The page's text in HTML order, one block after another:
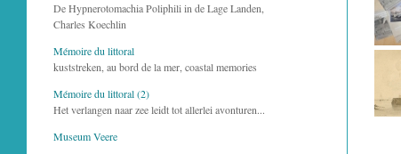
De Hypnerotomachia Poliphili in de Lage Landen,
Charles Koechlin
Mémoire du littoral
kuststreken, au bord de la mer, coastal memories
Mémoire du littoral (2)
Het verlangen naar zee leidt tot allerlei avonturen...
Museum Veere